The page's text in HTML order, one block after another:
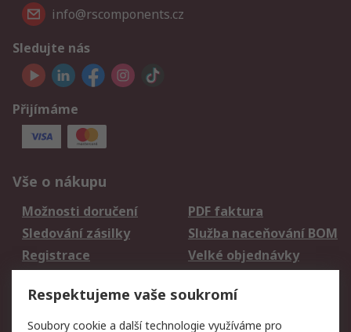
info@rscomponents.cz
Sledujte nás
Přijímáme
Vše o nákupu
Možnosti doručení
PDF faktura
Sledování zásilky
Služba naceňování BOM
Registrace
Velké objednávky
Právní
Respektujeme vaše soukromí
Soubory cookie a další technologie využíváme pro